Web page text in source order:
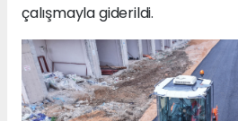
çalışmayla giderildi.